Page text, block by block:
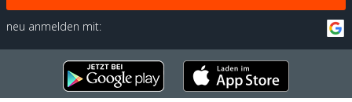
neu anmelden mit: